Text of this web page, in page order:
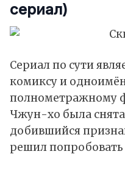
сериал)
Сериал по сути
комиксу и
полнометражному
Чжун-хо была снята
добившийся
решил попробовать